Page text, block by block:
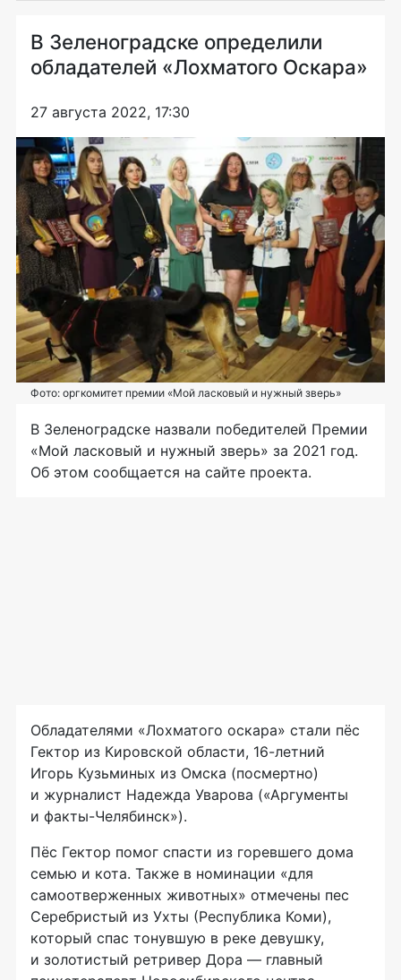
В Зеленоградске определили
обладателей «Лохматого Оскара»
27 августа 2022, 17:30
Фото: оргкомитет премии «Мой ласковый и нужный зверь»
В Зеленоградске назвали победителей Премии
«Мой ласковый и нужный зверь» за 2021 год.
Об этом сообщается на сайте проекта.
Обладателями «Лохматого оскара» стали пёс
Гектор из Кировской области, 16-летний
Игорь Кузьминых из Омска (посмертно)
и журналист Надежда Уварова («Аргументы
и факты-Челябинск»).
Пёс Гектор помог спасти из горевшего дома
семью и кота. Также в номинации «для
самоотверженных животных» отмечены пес
Серебристый из Ухты (Республика Коми),
который спас тонувшую в реке девушку,
и золотистый ретривер Дора — главный